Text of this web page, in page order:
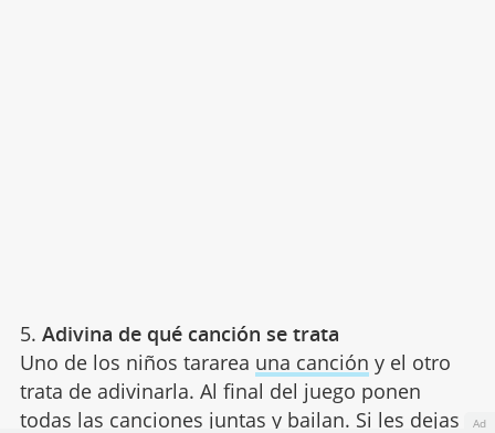
5. Adivina de qué canción se trata
Uno de los niños tararea una canción y el otro
trata de adivinarla. Al final del juego ponen
todas las canciones juntas y bailan. Si les dejas
Ad